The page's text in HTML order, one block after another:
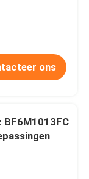
ons
BF6M1013FC